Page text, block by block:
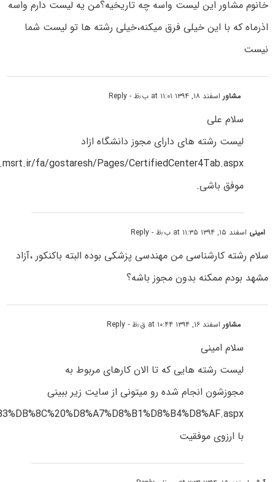
خانوم مشاور این لیست واسه چه تاریخیه؟من یه لیست دارم واسه
اذرماه که با این خیلی فرق میکنه،خیلی رشته ها تو لیست شما
نیست
مشاوراسفند ۱۸, ۱۳۹۴ at ۱۱:۰۱ ب٫ظ - Reply
سلام علی
لیست رشته های دارای مجوز دانشگاه ازاد
fa/gostaresh/Pages/CertifiedCenter4Tab.aspx
موفق باشی.
امینی اسفند ۱۵, ۱۳۹۴ at ۱۱:۳۵ ب٫ظ - Reply
سلام رشته کارشناسی من مهندسی پزشکی بوده البته باکنکور ،آزاد
مشهد بودم ممکنه بدون مجوز باشه؟
مشاوراسفند ۱۶, ۱۳۹۴ at ۱۰:۴۴ ق٫ظ - Reply
سلام امینی
لیست رشته هایی که تا الان کارهای مربوط به
مجوزشون انجام شده رو میتونی از سایت زیر ببینی
با ارزوی موفقیت